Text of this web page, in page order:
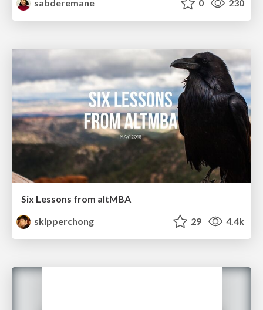
sabderemane
0 230
Six Lessons from altMBA
skipperchong
29 4.4k